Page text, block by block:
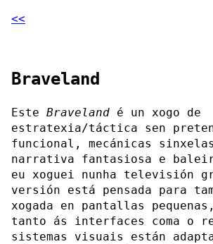
<<
Braveland
Este Braveland é un xogo de
estratexia/táctica sen
funcional, mecánicas
narrativa fantasiosa e
eu xoguei nunha televisión
versión está pensada para
xogada en pantallas
tanto ás interfaces coma o
sistemas visuais están